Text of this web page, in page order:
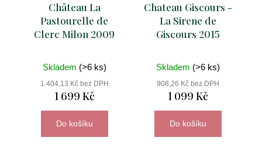
Château La
Pastourelle de
Clerc Milon 2009
Skladem (>6 ks)
1 404,13 Kč bez DPH
1 699 Kč
Do košíku
Chateau Giscours -
La Sirene de
Giscours 2015
Skladem (>6 ks)
908,26 Kč bez DPH
1 099 Kč
Do košíku